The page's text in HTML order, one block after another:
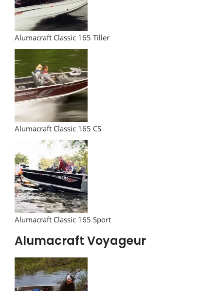
Alumacraft Classic 165 Tiller
Alumacraft Classic 165 CS
Alumacraft Classic 165 Sport
Alumacraft Voyageur